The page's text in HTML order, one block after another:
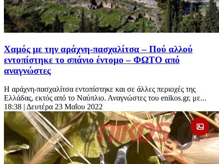
Χαμός με την αράχνη-πασχαλίτσα – Πού αλλού
εντοπίστηκε το σπάνιο έντομο – ΦΩΤΟ από
αναγνώστες
Η αράχνη-πασχαλίτσα εντοπίστηκε και σε άλλες περιοχές της
Ελλάδας, εκτός από το Ναύπλιο. Αναγνώστες του enikos.gr, με...
18:38 | Δευτέρα 23 Μαΐου 2022